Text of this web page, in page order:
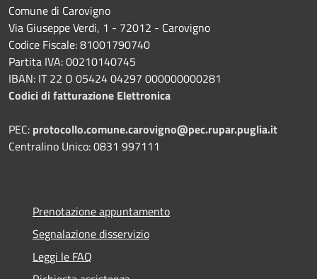
Comune di Carovigno
Via Giuseppe Verdi, 1 - 72012 - Carovigno
Codice Fiscale: 81001790740
Partita IVA: 00210140745
IBAN: IT 22 O 05424 04297 000000000281
Codici di fatturazione Elettronica
PEC: protocollo.comune.carovigno@pec.rupar.puglia.it
Centralino Unico: 0831 997111
Prenotazione appuntamento
Segnalazione disservizio
Leggi le FAQ